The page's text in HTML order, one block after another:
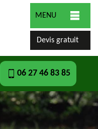
MENU
Devis gratuit
06 27 46 83 85